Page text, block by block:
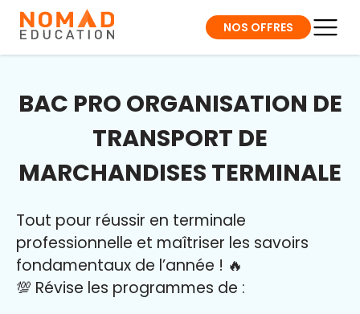
NOS OFFRES
BAC PRO ORGANISATION DE
TRANSPORT DE
MARCHANDISES TERMINALE
Tout pour réussir en terminale
professionnelle et maîtriser les savoirs
fondamentaux de l’année ! 🔥
💯 Révise les programmes de :